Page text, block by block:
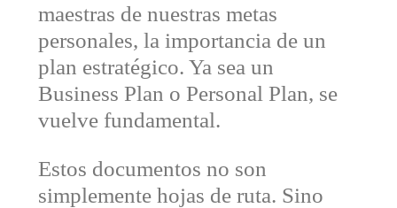
maestras de nuestras metas
personales, la importancia de un
plan estratégico. Ya sea un
Business Plan o Personal Plan, se
vuelve fundamental.
Estos documentos no son
simplemente hojas de ruta. Sino